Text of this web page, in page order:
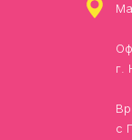
г.
с